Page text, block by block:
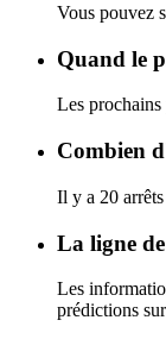
Vous pouvez
Quand le
Les prochains
Combien
Il y a 20
La ligne
Les
prédictions